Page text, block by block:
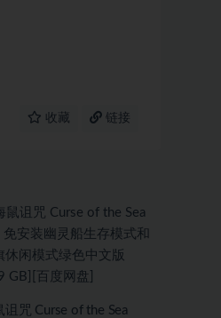
收藏 链接
诅咒 Curse of the Sea